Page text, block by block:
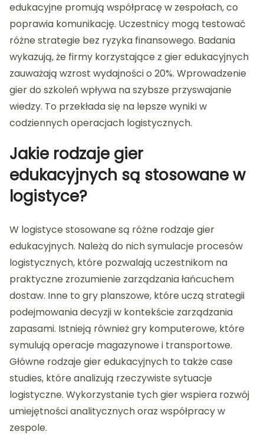
edukacyjne promują współpracę w zespołach, co
poprawia komunikację. Uczestnicy mogą testować
różne strategie bez ryzyka finansowego. Badania
wykazują, że firmy korzystające z gier edukacyjnych
zauważają wzrost wydajności o 20%. Wprowadzenie
gier do szkoleń wpływa na szybsze przyswajanie
wiedzy. To przekłada się na lepsze wyniki w
codziennych operacjach logistycznych.
Jakie rodzaje gier
edukacyjnych są stosowane w
logistyce?
W logistyce stosowane są różne rodzaje gier
edukacyjnych. Należą do nich symulacje procesów
logistycznych, które pozwalają uczestnikom na
praktyczne zrozumienie zarządzania łańcuchem
dostaw. Inne to gry planszowe, które uczą strategii
podejmowania decyzji w kontekście zarządzania
zapasami. Istnieją również gry komputerowe, które
symulują operacje magazynowe i transportowe.
Główne rodzaje gier edukacyjnych to także case
studies, które analizują rzeczywiste sytuacje
logistyczne. Wykorzystanie tych gier wspiera rozwój
umiejętności analitycznych oraz współpracy w
zespole.